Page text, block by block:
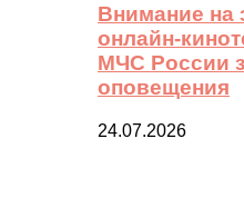
Внимание на
онлайн-
МЧС России
оповещения
24.07.2026